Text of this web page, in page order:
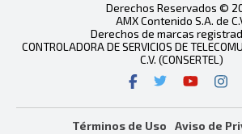
Derechos Reservados ©
AMX Contenido S.A. de
Derechos de marcas
CONTROLADORA DE SERVICIOS DE
C.V. (CONSERTEL)
Términos de Uso Aviso de